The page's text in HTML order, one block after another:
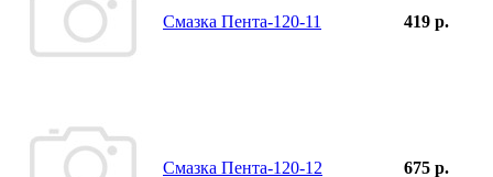
Смазка Пента-120-11 419 р.
Смазка Пента-120-12 675 р.